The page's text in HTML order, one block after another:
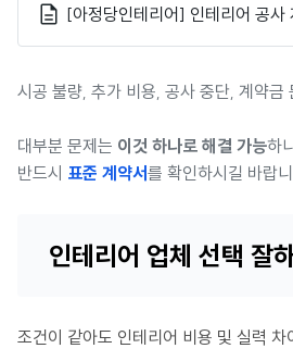
[아정당인테리어] 인테리어 공
시공 불량, 추가 비용, 공사 중단, 계약금
대부분 문제는 이것 하나로 해결 가능하
반드시 표준 계약서를 확인하시길 바랍니
인테리어 업체 선택 잘
조건이 같아도 인테리어 비용 및 실력 차